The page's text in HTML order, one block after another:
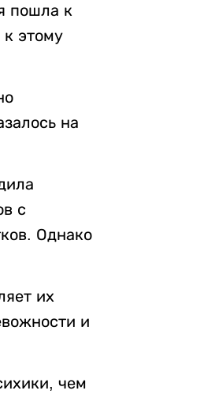
пошла к
к этому
на
с
Однако
их
и
чем